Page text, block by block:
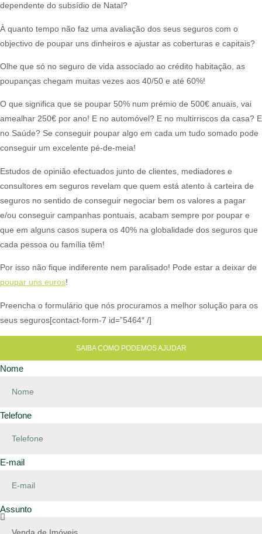
dependente do subsídio de Natal?​
À quanto tempo não faz uma avaliação dos seus seguros com o
objectivo de poupar uns dinheiros e ajustar as coberturas e capitais?​
Olhe que só no seguro de vida associado ao crédito habitação, as
poupanças chegam muitas vezes aos 40/50 e até 60%!​
O que significa que se poupar 50% num prémio de 500€ anuais, vai
amealhar 250€ por ano! E no automóvel? E no multirriscos da casa? E
no Saúde? Se conseguir poupar algo em cada um tudo somado pode
conseguir um excelente pé-de-meia!​
Estudos de opinião efectuados junto de clientes, mediadores e
consultores em seguros revelam que quem está atento à carteira de
seguros no sentido de conseguir negociar bem os valores a pagar
e/ou conseguir campanhas pontuais, acabam sempre por poupar e
que em alguns casos supera os 40% na globalidade dos seguros que
cada pessoa ou família têm!​
Por isso não fique indiferente nem paralisado! Pode estar a deixar de
poupar uns euros!​
Preencha o formulário que nós procuramos a melhor solução para os
seus seguros[contact-form-7 id=”5464″ /]
SAIBA COMO PODEMOS AJUDAR
Nome
Telefone
E-mail
Assunto